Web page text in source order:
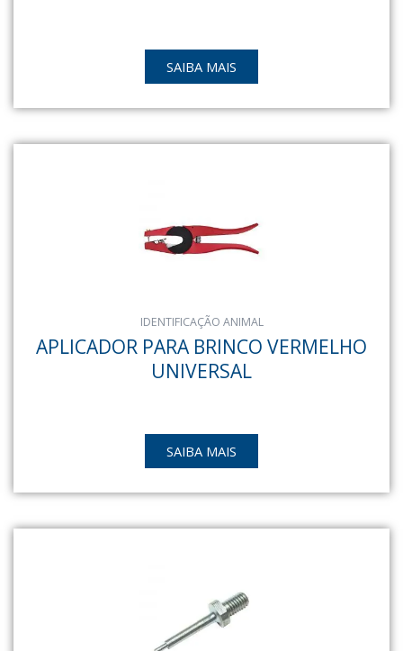
SAIBA MAIS
IDENTIFICAÇÃO ANIMAL
APLICADOR PARA BRINCO VERMELHO
UNIVERSAL
SAIBA MAIS